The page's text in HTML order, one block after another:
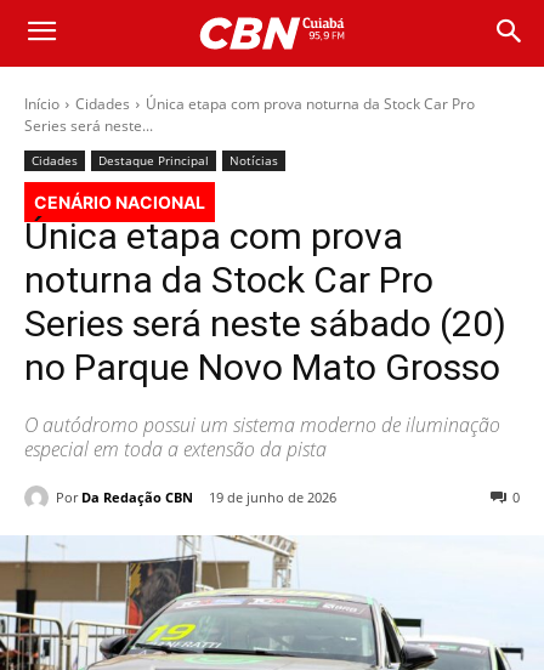
Início Cidades
Única etapa com prova noturna da Stock Car Pro
Series será neste...
Cidades Destaque Principal Notícias
CENÁRIO NACIONAL
Única etapa com prova
noturna da Stock Car Pro
Series será neste sábado (20)
no Parque Novo Mato Grosso
O autódromo possui um sistema moderno de iluminação
especial em toda a extensão da pista
Por Da Redação CBN 19 de junho de 2026 0